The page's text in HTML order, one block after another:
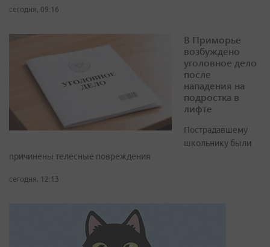
сегодня, 09:16
В Приморье
возбуждено
уголовное дело
после
нападения на
подростка в
лифте
Пострадавшему
школьнику были
причинены телесные повреждения
сегодня, 12:13